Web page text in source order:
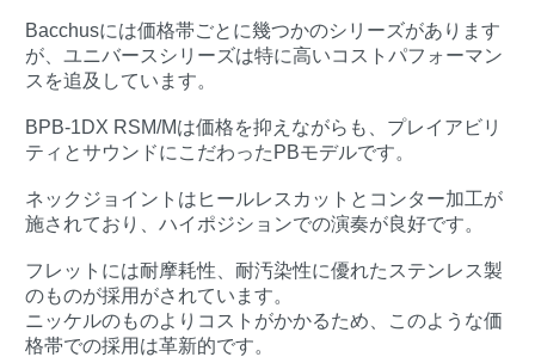
Bacchusには価格帯ごとに幾つかのシリーズがあります
が、ユニバースシリーズは特に高いコストパフォーマン
スを追及しています。
BPB-1DX RSM/Mは価格を抑えながらも、プレイアビリ
ティとサウンドにこだわったPBモデルです。
ネックジョイントはヒールレスカットとコンター加工が
施されており、ハイポジションでの演奏が良好です。
フレットには耐摩耗性、耐汚染性に優れたステンレス製
のものが採用がされています。
ニッケルのものよりコストがかかるため、このような価
格帯での採用は革新的です。